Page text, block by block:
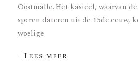
Oostmalle. Het kasteel, waarvan
sporen dateren uit de 15de eeuw,
woelige
- Lees meer